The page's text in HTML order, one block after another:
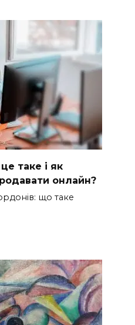
таке і як
онлайн?
що таке